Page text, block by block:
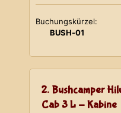
Buchungskürzel:
BUSH-01
2. Bushcamper
Cab 3 L - Kabine